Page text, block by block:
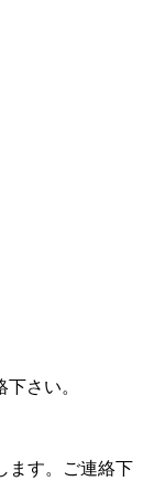
さい。
ます。ご連絡下